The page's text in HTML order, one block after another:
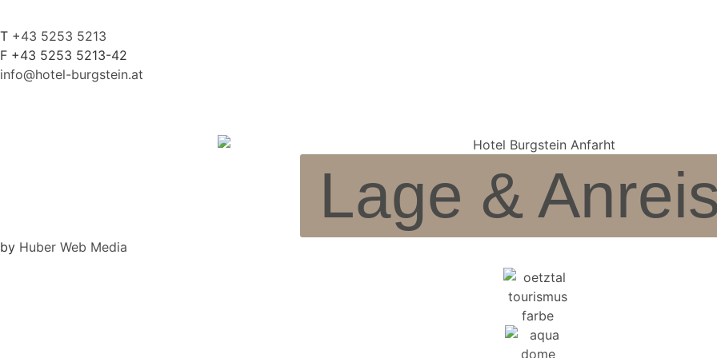
T +43 5253 5213
F +43 5253 5213-42
info@hotel-burgstein.at
Lage &
by Huber Web Media